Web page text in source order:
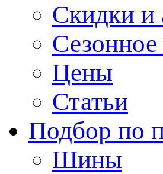
Скидки и
Цены
Статьи
Подбор по
Шины